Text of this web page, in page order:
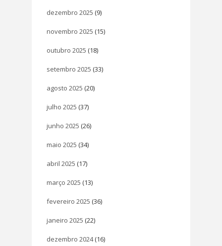
dezembro 2025 (9)
novembro 2025 (15)
outubro 2025 (18)
setembro 2025 (33)
agosto 2025 (20)
julho 2025 (37)
junho 2025 (26)
maio 2025 (34)
abril 2025 (17)
março 2025 (13)
fevereiro 2025 (36)
janeiro 2025 (22)
dezembro 2024(16)